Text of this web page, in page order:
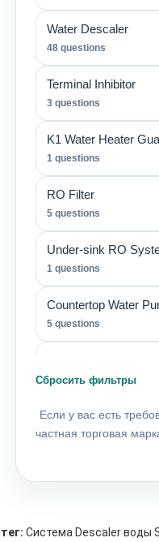
Water Descaler
48 questions
Terminal Inhibitor
3 questions
K1 Water Heater
1 questions
RO Filter
5 questions
Under-sink RO
1 questions
Countertop Water
5 questions
2 questions
Micro-Nano Bubble
Aerator
Сбросить фильтры
Если у вас есть
частная торговая
тег: Система Descaler воды